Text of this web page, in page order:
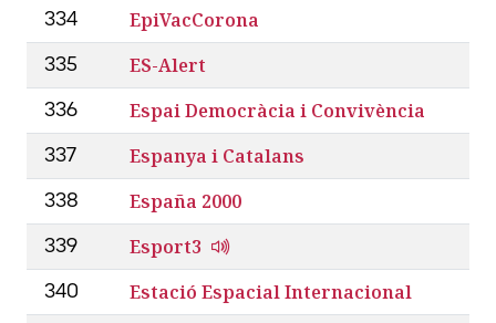
334 EpiVacCorona
335 ES-Alert
336 Espai Democràcia i Convivència
337 Espanya i Catalans
338 España 2000
339 Esport3
340 Estació Espacial Internacional